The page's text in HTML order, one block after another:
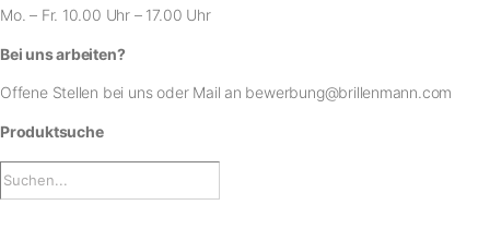
Mo. – Fr. 10.00 Uhr – 17.00 Uhr
Bei uns arbeiten?
Offene Stellen bei unsoder Mail an bewerbung@brillenmann.com
Produktsuche